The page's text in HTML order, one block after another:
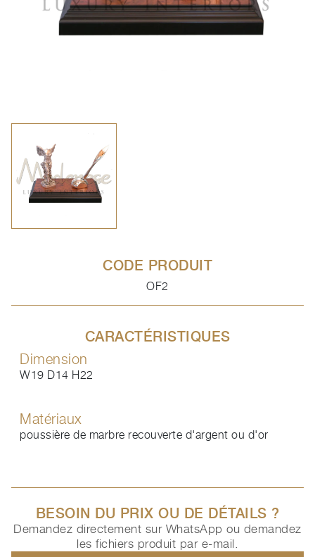
CODE PRODUIT
OF2
CARACTÉRISTIQUES
Dimension
W19 D14 H22
Matériaux
poussière de marbre recouverte d'argent ou d'or
BESOIN DU PRIX OU DE DÉTAILS ?
Demandez directement sur WhatsApp ou demandez
les fichiers produit par e-mail.